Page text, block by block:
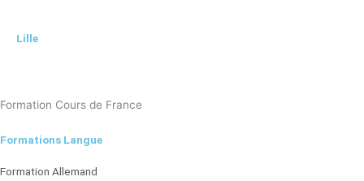
Lille
Formation Cours de France
Formations Langue
Formation Allemand